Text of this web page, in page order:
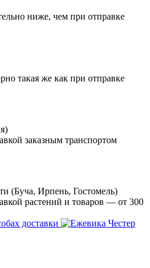
ниже, чем при отправке
такая же как при отправке
заказным транспортом
(Буча, Ирпень, Гостомель)
растений и товаров — от 300
доставки